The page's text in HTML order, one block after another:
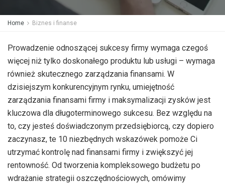
Home Biznes i finanse
Prowadzenie odnoszącej sukcesy firmy wymaga czegoś
więcej niż tylko doskonałego produktu lub usługi – wymaga
również skutecznego zarządzania finansami. W
dzisiejszym konkurencyjnym rynku, umiejętność
zarządzania finansami firmy i maksymalizacji zysków jest
kluczowa dla długoterminowego sukcesu. Bez względu na
to, czy jesteś doświadczonym przedsiębiorcą, czy dopiero
zaczynasz, te 10 niezbędnych wskazówek pomoże Ci
utrzymać kontrolę nad finansami firmy i zwiększyć jej
rentowność. Od tworzenia kompleksowego budżetu po
wdrażanie strategii oszczędnościowych, omówimy